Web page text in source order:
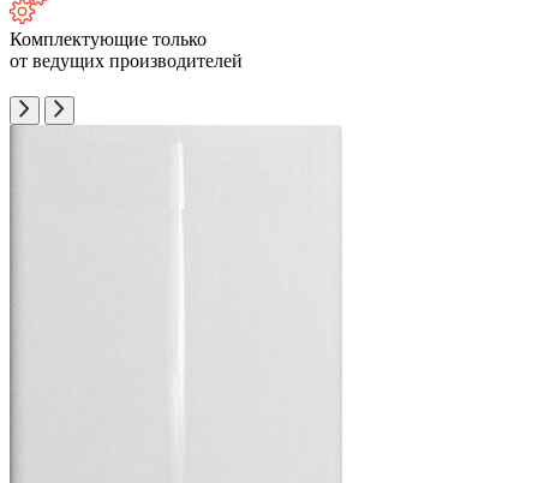
Комплектующие только
от ведущих производителей